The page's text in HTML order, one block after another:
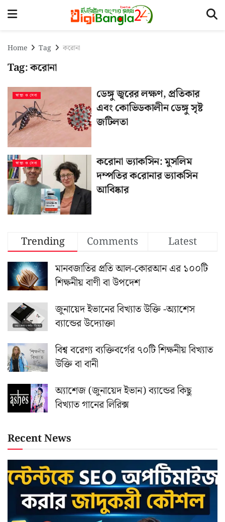
Home Tag করোনা
Tag:করোনা
স্বাস্থ্য ও সেবা
ডেঙ্গু জ্বরের লক্ষণ, প্রতিকার
এবং কোভিডকালীন ডেঙ্গু সৃষ্ট
জটিলতা
স্বাস্থ্য ও সেবা
করোনা ভ্যাকসিন: মুস‌লিম
দম্প‌তির ক‌রোনার ভ্যাক‌সিন
আবিষ্কার
Trending Comments
Latest
মানবজাতির প্রতি আল-কোরআন এর ১০০টি
শিক্ষনীয় বাণী বা উপদেশ
জুনায়েদ ইভানের বিখ্যাত উক্তি -অ্যাশেস
ব্যান্ডের উদ্যোক্তা
বিশ্ব বরেণ্য ব্যক্তিবর্গের ৭০টি শিক্ষনীয় বিখ্যাত
উক্তি বা বানী
অ্যাশেজ (জুনায়েদ ইভান) ব্যান্ডের কিছু
বিখ্যাত গানের লিরিক্স
Recent News